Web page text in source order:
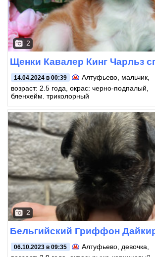
2
Щенки Кавалер Кинг Чарльз
14.04.2024 в 00:39 Алтуфьево, мальчик,
возраст: 2.5 года, окрас: черно-подпалый,
бленхейм. триколорный
2
Бельгийский Гриффон
06.10.2023 в 09:35 Алтуфьево , девочка,